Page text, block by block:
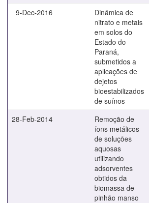
9-Dec-2016
Dinâmica de
nitrato e metais
em solos do
Estado do
Paraná,
submetidos a
aplicações de
dejetos
bioestabilizados
de suínos
28-Feb-2014
Remoção de
íons metálicos
de soluções
aquosas
utilizando
adsorventes
obtidos da
biomassa de
pinhão manso